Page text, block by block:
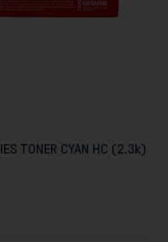
TONER CYAN HC (2.3k)